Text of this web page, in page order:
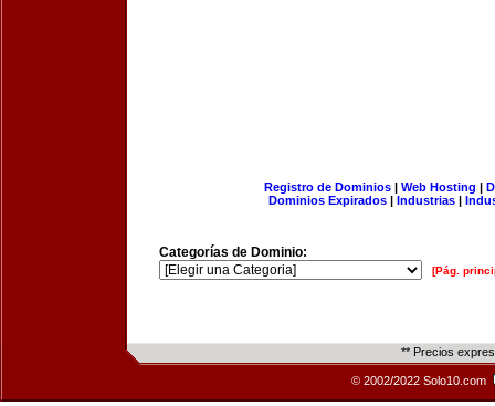
Registro de Dominios| Web Hosting |
Dominios Expirados | Industrias |
Categorías de Dominio:
[Pág.
** Precios
© 2002/2022 Solo10.com